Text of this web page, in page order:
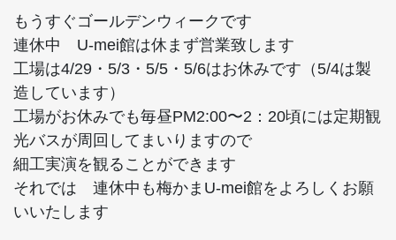
もうすぐゴールデンウィークです
連休中 U-mei館は休まず営業致します
工場は4/29・5/3・5/5・5/6はお休みです（5/4は製
造しています）
工場がお休みでも毎昼PM2:00〜2：20頃には定期観
光バスが周回してまいりますので
細工実演を観ることができます
それでは 連休中も梅かまU-mei館をよろしくお願
いいたします